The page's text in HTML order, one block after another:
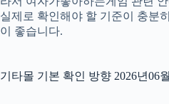
실제로 확인해야 할 기준이 충분
이 좋습니다.
기타몰 기본 확인 방향 2026년06